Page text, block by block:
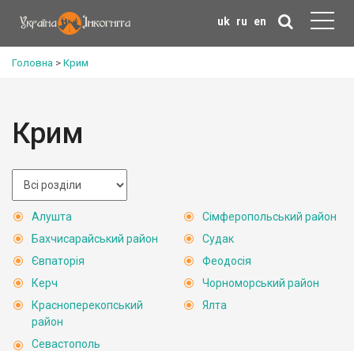
uk ru en
Головна > Крим
Крим
Алушта
Бахчисарайський район
Євпаторія
Керч
Красноперекопський
район
Севастополь
Сімферопольський район
Судак
Феодосія
Чорноморський район
Ялта